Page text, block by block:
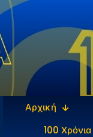
Αρχική
100 Χρόνια